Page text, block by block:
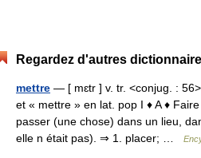
Regardez d'autres
mettre — [ mɛtr ] v. tr. <conjug. :
et « mettre » en lat. pop I ♦ A ♦
passer (une chose) dans un lieu,
elle n était pas). ⇒ 1. placer; …